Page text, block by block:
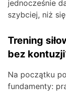
jednocześnie
szybciej, niż
Trening
bez
Na początku
fundamenty: